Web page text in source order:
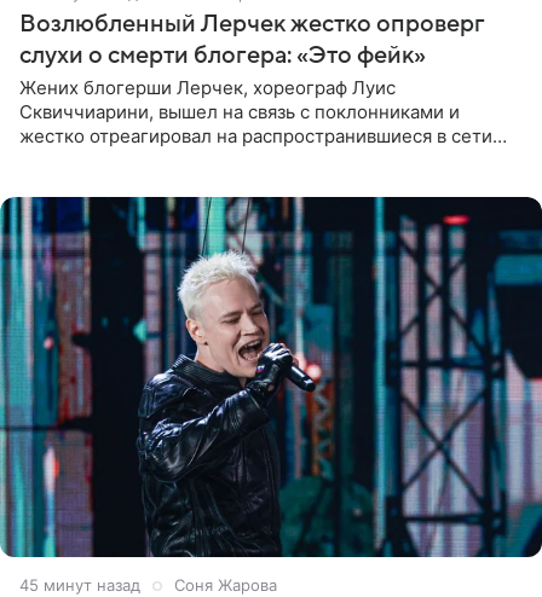
Возлюбленный Лерчек жестко опроверг
слухи о смерти блогера: «Это фейк»
Жених блогерши Лерчек, хореограф Луис
Сквиччиарини, вышел на связь с поклонниками и
жестко отреагировал на распространившиеся в сети
45 минут назад Соня Жарова